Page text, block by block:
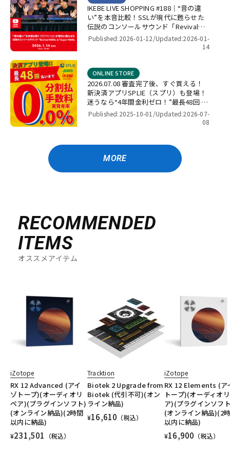
IKEBE LIVE SHOPPING #188｜“音の違
い”を本音比較！SSLが現代に甦らせた
伝説のコンソールサウンド「Revival
4000」＆「Super 9000」【presented
Published:2026-01-12/Updated:2026-01-
14
2026.07.08 審査完了後、すぐ買える！
新決済アプリSPLIE（スプリ）も登場！
迷うなら“4年間金利ゼロ！”最長48回 無
金利キャンペーン
ONLINE STORE
Published:2025-10-01/Updated:2026-07-
08
MORE
RECOMMENDED
ITEMS
オススメアイテム
iZotope
RX 12 Advanced (アイ
ゾトープ)(オーディオリ
ペア)(プラグインソフト)
(オンライン納品)(2時間
以内に納品)
¥231,501 （税込）
Tracktion
Biotek 2 Upgrade from
Biotek (代引不可)(オン
ライン納品)
¥16,610 （税込）
iZotope
RX 12 Elements (ア
トープ)(オーディオ
ア)(プラグインソフ
(オンライン納品)(2
以内に納品)
¥16,900 （税込）